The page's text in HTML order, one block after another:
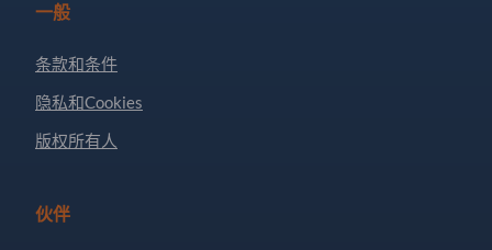
一般
条款和条件
隐私和Cookies
版权所有人
伙伴